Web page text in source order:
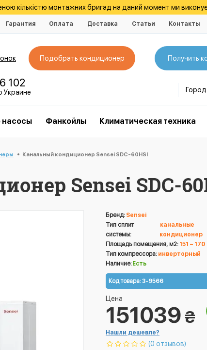
кількістю монтажних бригад на даний момент ми
Гарантия Оплата Доставка Статьи Контакты
Подобрать кондиционер Получить
102
Украине Город
насосы Фанкойлы Климатическая техника
Канальный кондиционер Sensei SDC-60HSI
Sensei SDC-
Бренд: Sensei
Тип сплит
системы:
канальные
кондиционер
Площадь помещения, м2: 151 – 170
Тип компрессора: инверторный
Наличие: Есть
Код товара:3-9566
Цена
151039 ₴
Нашли дешевле?
(0 отзывов)